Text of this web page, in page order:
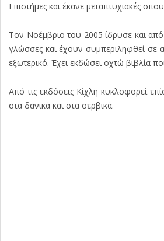
Επιστήμες και έκανε μεταπτυχιακές
Τον Νοέμβριο του 2005 ίδρυσε και από
γλώσσες και έχουν συμπεριληφθεί σε
εξωτερικό. Έχει εκδώσει οχτώ βιβλία
Από τις εκδόσεις Κίχλη κυκλοφορεί
στα δανικά και στα σερβικά.